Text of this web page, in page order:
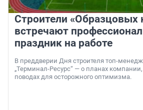
Строители «Образцовых
встречают
праздник на работе
В преддверии Дня строителя топ-
„Терминал-Ресурс“ — о планах
поводах для осторожного оптимизма.